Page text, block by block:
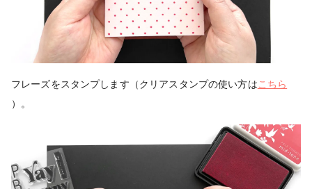
フレーズをスタンプします（クリアスタンプの使い方はこちら
）。